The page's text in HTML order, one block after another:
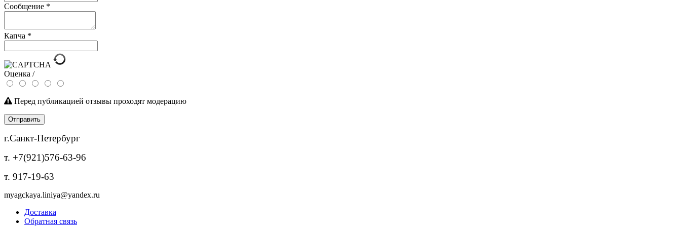
Сообщение *
Капча *
Оценка /
Перед публикацией отзывы проходят модерацию
Отправить
г.Санкт-Петербург
т. +7(921)576-63-96
т. 917-19-63
myagckaya.liniya@yandex.ru
Доставка
Обратная связь